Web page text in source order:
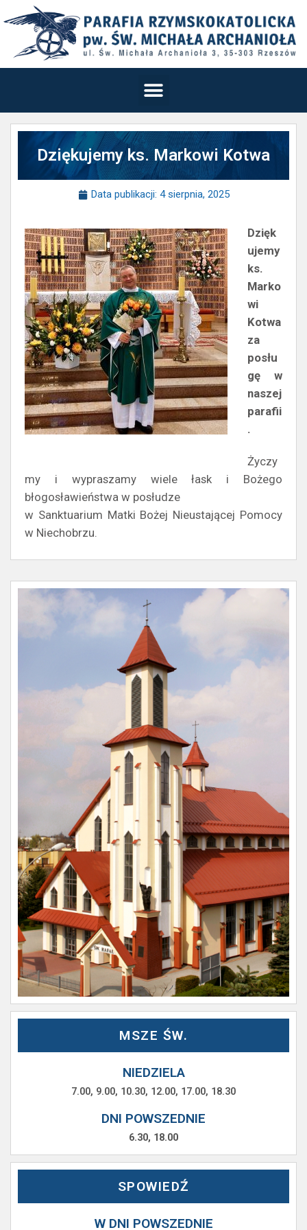
MSZE ŚW.
NIEDZIELA
7.00, 9.00, 10.30, 12.00, 17.00, 18.30
DNI POWSZEDNIE
6.30, 18.00
SPOWIEDŹ
W DNI POWSZEDNIE
Dziękujemy ks. Markowi Kotwa
Data publikacji: 4 sierpnia, 2025
Dzięk
ujemy
ks.
Marko
wi
Kotwa
za
posłu
gę w
naszej
parafii
.
Życzy
my i wypraszamy wiele łask i Bożego
błogosławieństwa w posłudze
w Sanktuarium Matki Bożej Nieustającej Pomocy
w Niechobrzu.